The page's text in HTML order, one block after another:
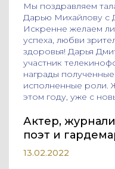
Мы поздравляем
Дарью Михайлову с
Искренне желаем
успеха, любви
здоровья! Дарья
участник
награды
исполненные роли.
этом году, уже с
Актер,
поэт и
13.02.2022